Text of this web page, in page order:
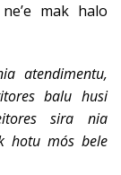
mak halo
atendimentu,
balu husi
sira nia
hotu mós bele